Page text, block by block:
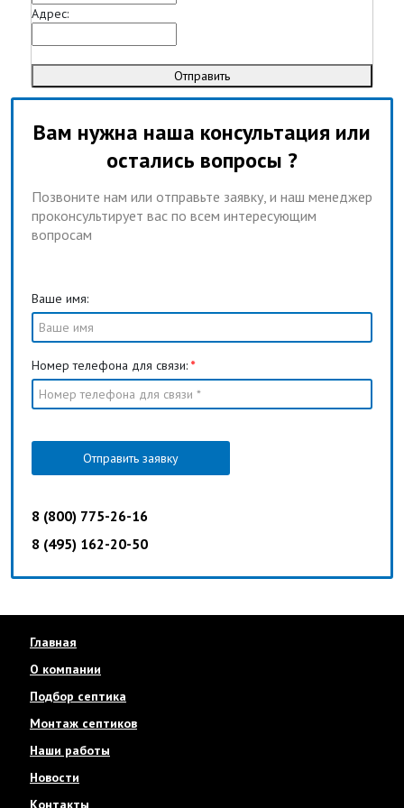
Адрес:
Отправить
Вам нужна наша консультация или
остались вопросы ?
Позвоните нам или отправьте заявку, и наш менеджер
проконсультирует вас по всем интересующим
вопросам
Ваше имя:
Номер телефона для связи: *
Отправить заявку
8 (800) 775-26-16
8 (495) 162-20-50
Главная
О компании
Подбор септика
Монтаж септиков
Наши работы
Новости